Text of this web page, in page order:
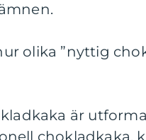
olika ”nyttig
är